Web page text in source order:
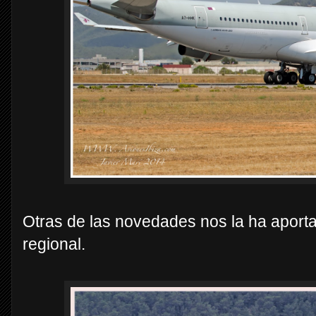
Otras de las novedades nos la ha
regional.